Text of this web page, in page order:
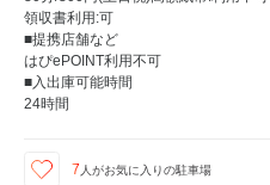
領収書利用:可
■提携店舗など
はぴePOINT利用不可
■入出庫可能時間
24時間
7 人がお気に入りの駐車場